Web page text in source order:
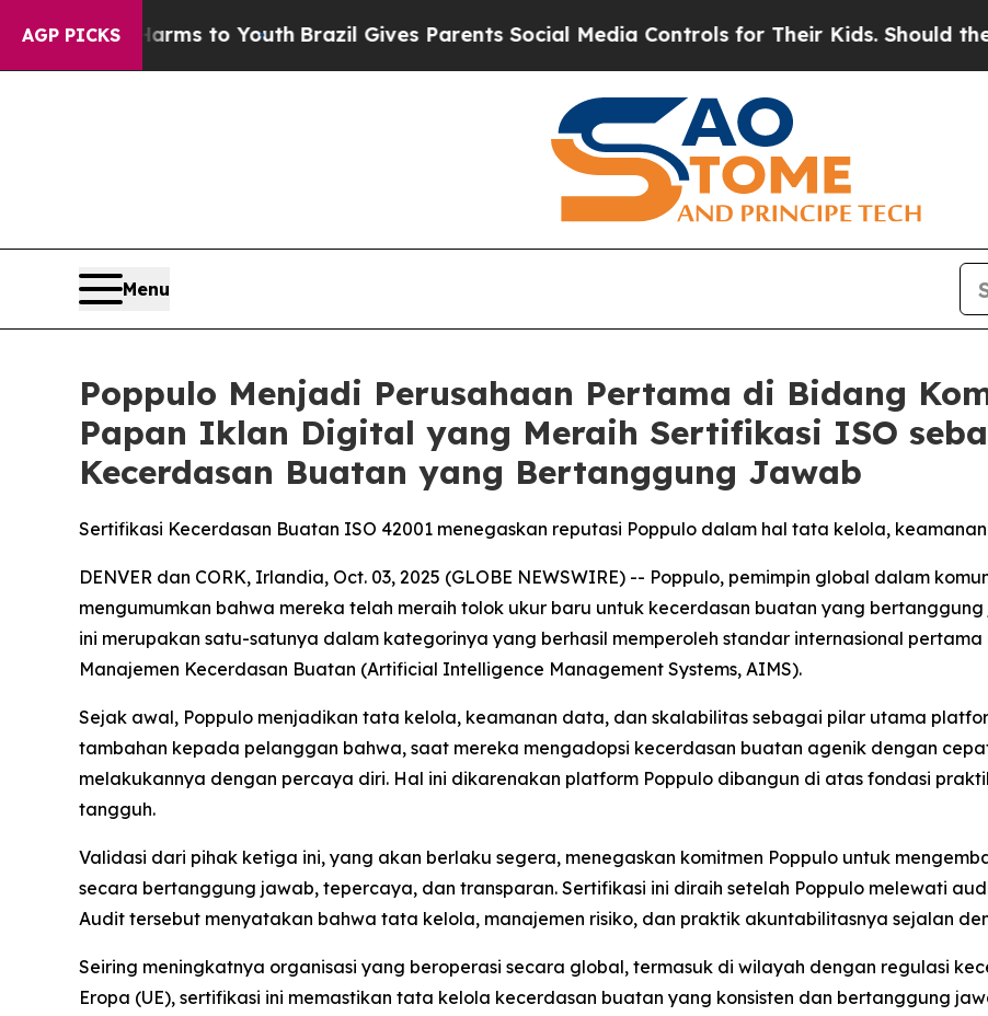
AGP PICKS
Harms to YouthBrazil Gives Parents Social Media Controls for Their Kids. Should the US?
Menu
Poppulo Menjadi Perusahaan Pertama di Bidang
Papan Iklan Digital yang Meraih Sertifikasi ISO
Kecerdasan Buatan yang Bertanggung Jawab
Sertifikasi Kecerdasan Buatan ISO 42001 menegaskan reputasi Poppulo dalam hal tata kelola,
DENVER dan CORK, Irlandia, Oct. 03, 2025 (GLOBE NEWSWIRE) -- Poppulo, pemimpin global dalam
mengumumkan bahwa mereka telah meraih tolok ukur baru untuk kecerdasan buatan yang
ini merupakan satu-satunya dalam kategorinya yang berhasil memperoleh standar internasional
Manajemen Kecerdasan Buatan (Artificial Intelligence Management Systems, AIMS).
Sejak awal, Poppulo menjadikan tata kelola, keamanan data, dan skalabilitas sebagai pilar utama
tambahan kepada pelanggan bahwa, saat mereka mengadopsi kecerdasan buatan agenik dengan
melakukannya dengan percaya diri. Hal ini dikarenakan platform Poppulo dibangun di atas fondasi
tangguh.
Validasi dari pihak ketiga ini, yang akan berlaku segera, menegaskan komitmen Poppulo untuk
secara bertanggung jawab, tepercaya, dan transparan. Sertifikasi ini diraih setelah Poppulo melewati
Audit tersebut menyatakan bahwa tata kelola, manajemen risiko, dan praktik akuntabilitasnya sejalan
Seiring meningkatnya organisasi yang beroperasi secara global, termasuk di wilayah dengan regulasi
Eropa (UE), sertifikasi ini memastikan tata kelola kecerdasan buatan yang konsisten dan bertanggung